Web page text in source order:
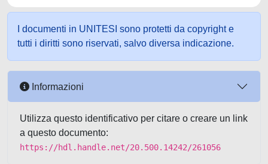
I documenti in UNITESI sono protetti da copyright e
tutti i diritti sono riservati, salvo diversa indicazione.
Informazioni
Utilizza questo identificativo per citare o creare un link
a questo documento:
https://hdl.handle.net/20.500.14242/261056